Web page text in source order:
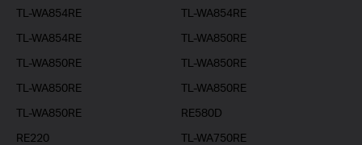
TL-WA854RE
TL-WA854RE
TL-WA854RE
TL-WA850RE
TL-WA850RE
TL-WA850RE
TL-WA850RE
TL-WA850RE
TL-WA850RE
RE580D
RE220
TL-WA750RE